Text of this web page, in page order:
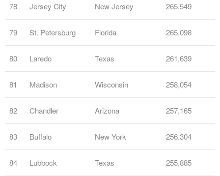
78 Jersey City New Jersey 265,549
79 St. Petersburg Florida 265,098
80 Laredo Texas 261,639
81 Madison Wisconsin 258,054
82 Chandler Arizona 257,165
83 Buffalo New York 256,304
84 Lubbock Texas 255,885